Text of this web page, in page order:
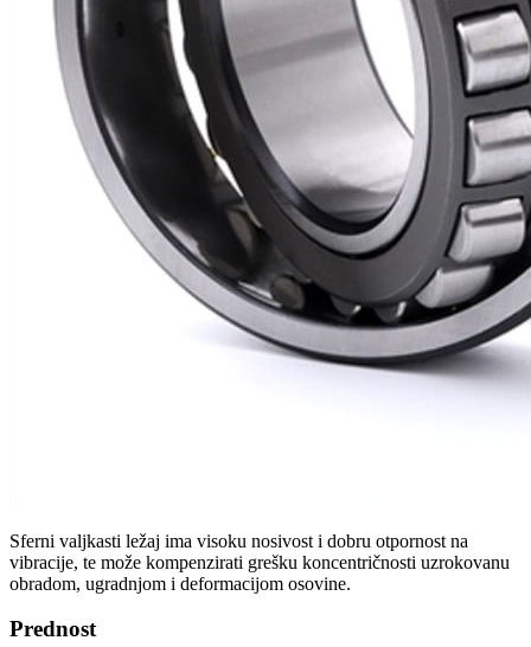
Sferni valjkasti ležaj ima visoku nosivost i dobru otpornost na
vibracije, te može kompenzirati grešku koncentričnosti uzrokovanu
obradom, ugradnjom i deformacijom osovine.
Prednost